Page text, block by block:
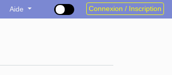
Aide Connexion / Inscription